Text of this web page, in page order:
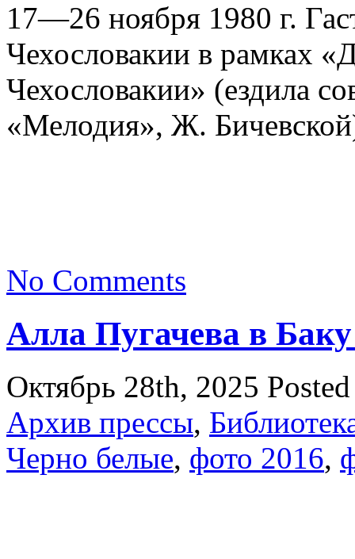
17—26 ноября 1980 г.
Чехословакии в рамках
Чехословакии» (ездила
«Мелодия», Ж.
No Comments
Алла Пугачева в
Октябрь 28th, 2025
Архив прессы,
Черно белые, фото 2016,